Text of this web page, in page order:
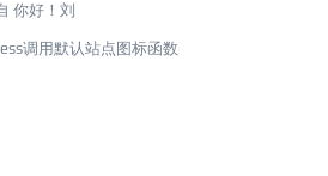
你好！刘
调用默认站点图标函数